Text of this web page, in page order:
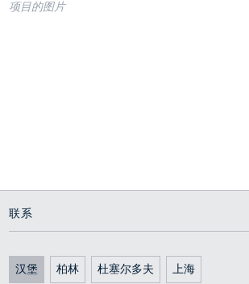
项目的图片
联系
汉堡 柏林 杜塞尔多夫 上海